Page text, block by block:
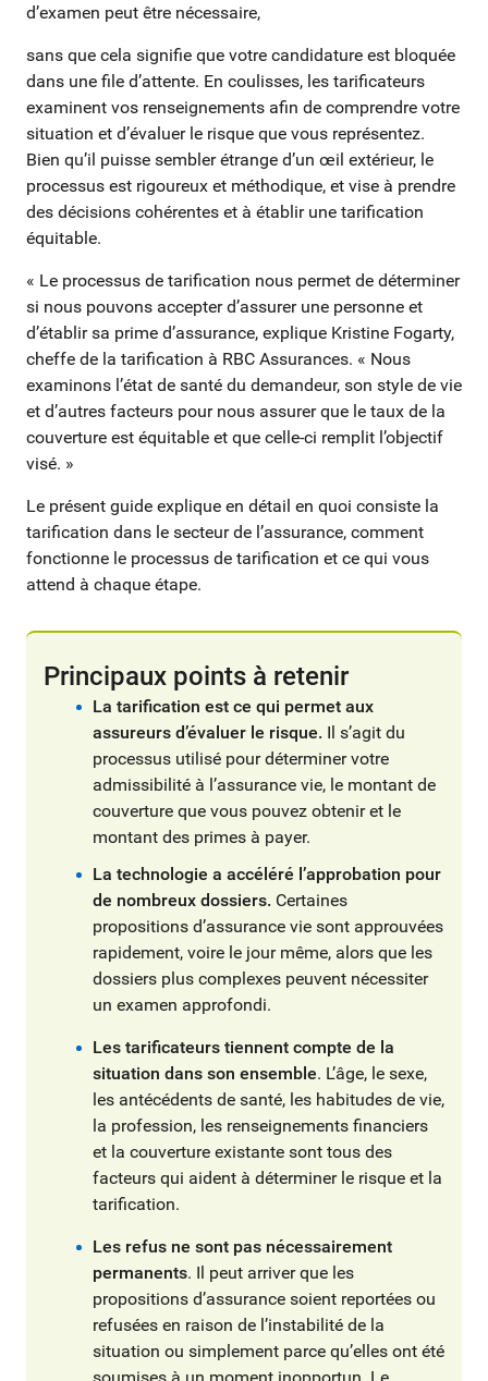
d’examen peut être nécessaire,
sans que cela signifie que votre candidature est bloquée
dans une file d’attente. En coulisses, les tarificateurs
examinent vos renseignements afin de comprendre votre
situation et d’évaluer le risque que vous représentez.
Bien qu’il puisse sembler étrange d’un œil extérieur, le
processus est rigoureux et méthodique, et vise à prendre
des décisions cohérentes et à établir une tarification
équitable.
« Le processus de tarification nous permet de déterminer
si nous pouvons accepter d’assurer une personne et
d’établir sa prime d’assurance, explique Kristine Fogarty,
cheffe de la tarification à RBC Assurances. « Nous
examinons l’état de santé du demandeur, son style de vie
et d’autres facteurs pour nous assurer que le taux de la
couverture est équitable et que celle-ci remplit l’objectif
visé. »
Le présent guide explique en détail en quoi consiste la
tarification dans le secteur de l’assurance, comment
fonctionne le processus de tarification et ce qui vous
attend à chaque étape.
Principaux points à retenir
La tarification est ce qui permet aux
assureurs d’évaluer le risque. Il s’agit du
processus utilisé pour déterminer votre
admissibilité à l’assurance vie, le montant de
couverture que vous pouvez obtenir et le
montant des primes à payer.
La technologie a accéléré l’approbation pour
de nombreux dossiers. Certaines
propositions d’assurance vie sont approuvées
rapidement, voire le jour même, alors que les
dossiers plus complexes peuvent nécessiter
un examen approfondi.
Les tarificateurs tiennent compte de la
situation dans son ensemble. L’âge, le sexe,
les antécédents de santé, les habitudes de vie,
la profession, les renseignements financiers
et la couverture existante sont tous des
facteurs qui aident à déterminer le risque et la
tarification.
Les refus ne sont pas nécessairement
permanents. Il peut arriver que les
propositions d’assurance soient reportées ou
refusées en raison de l’instabilité de la
situation ou simplement parce qu’elles ont été